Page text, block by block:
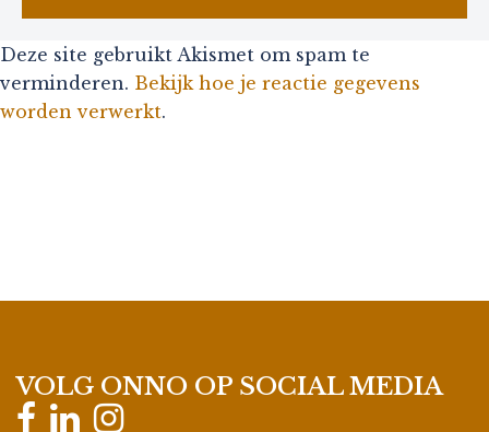
Deze site gebruikt Akismet om spam te
verminderen. Bekijk hoe je reactie gegevens
worden verwerkt.
VOLG ONNO OP SOCIAL MEDIA